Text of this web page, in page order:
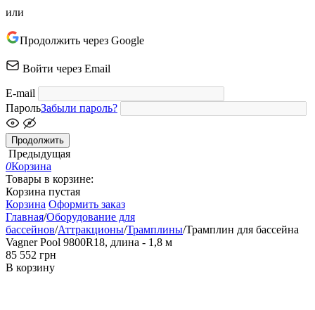
или
Продолжить через Google
Войти через Email
E-mail
ПарольЗабыли пароль?
Продолжить
Предыдущая
0Корзина
Товары в корзине:
Корзина пустая
Корзина Оформить заказ
Главная/Оборудование для
бассейнов/Аттракционы/Трамплины/Трамплин для бассейна
Vagner Pool 9800R18, длина - 1,8 м
‍85 552‍ грн
В корзину